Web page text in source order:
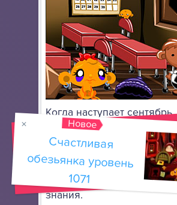
Когда наступает сентябрь,
родители вздыхают с
ибо дома становится тише.
потому, что дети идут в
сидят там до второй
на уроках, впитывая в
знания.
Новое
Счастливая
обезьянка уровень
1071